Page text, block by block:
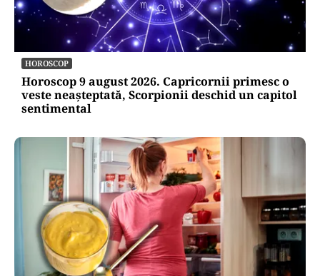
HOROSCOP
Horoscop 9 august 2026. Capricornii primesc o
veste neașteptată, Scorpionii deschid un capitol
sentimental